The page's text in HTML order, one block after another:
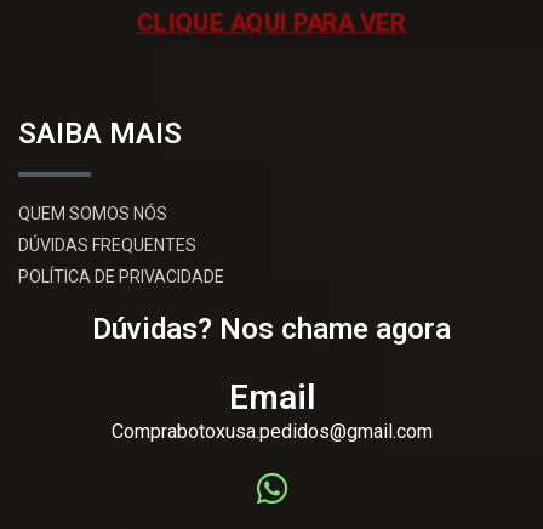
CLIQUE AQUI PARA VER
SAIBA MAIS
QUEM SOMOS NÓS
DÚVIDAS FREQUENTES
POLÍTICA DE PRIVACIDADE
Dúvidas? Nos chame agora
Email
Comprabotoxusa.pedidos@gmail.com